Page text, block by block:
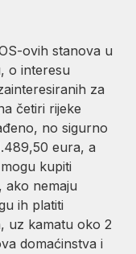
ovih stanova u
o interesu
za
četiri rijeke
no sigurno
eura, a
kupiti
ako nemaju
ih platiti
uz kamatu oko 2
domaćinstva i